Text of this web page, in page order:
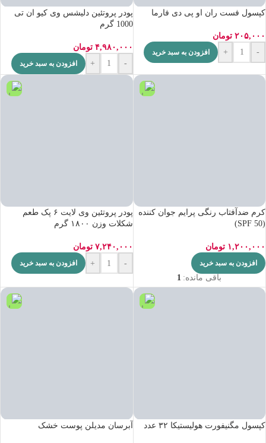
کپسول فست ران او پی دی فارما
۲۰۵,۰۰۰ تومان
-
+ افزودن به سبد خرید
پودر پروتئین دلیشس وی کیو ان تی
1000 گرم
۴,۹۸۰,۰۰۰ تومان
-
+ افزودن به سبد خرید
کرم ضدآفتاب رنگی پرایم جوان کننده
(SPF 50)
۱,۲۰۰,۰۰۰ تومان
افزودن به سبد خرید
باقی مانده: 1
پودر پروتئین وی لایت ۶ پک طعم
شکلات وزن ۱۸۰۰ گرم
۷,۲۴۰,۰۰۰ تومان
-
+ افزودن به سبد خرید
کپسول مگنیفورت هولیستیکا ۳۲ عدد آبرسان مدیلن پوست خشک